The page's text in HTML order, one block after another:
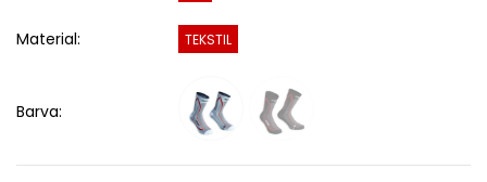
Material: TEKSTIL
Barva: